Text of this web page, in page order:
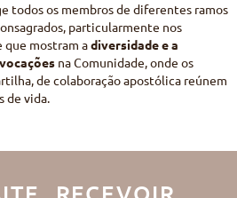
todos os membros de diferentes ramos
particularmente nos
que mostram adiversidade e a
na Comunidade, onde os
de colaboração apostólica reúnem
de vida.